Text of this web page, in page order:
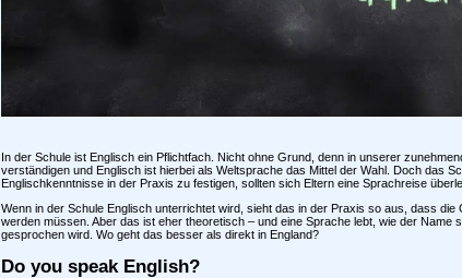
In der Schule ist Englisch ein Pflichtfach. Nicht ohne Grund, denn in unserer
verständigen und Englisch ist hierbei als Weltsprache das Mittel der Wahl. Doch das
Englischkenntnisse in der Praxis zu festigen, sollten sich Eltern eine Sprachreise
Wenn in der Schule Englisch unterrichtet wird, sieht das in der Praxis so aus, dass
werden müssen. Aber das ist eher theoretisch – und eine Sprache lebt, wie der Name
gesprochen wird. Wo geht das besser als direkt in England?
Do you speak English?